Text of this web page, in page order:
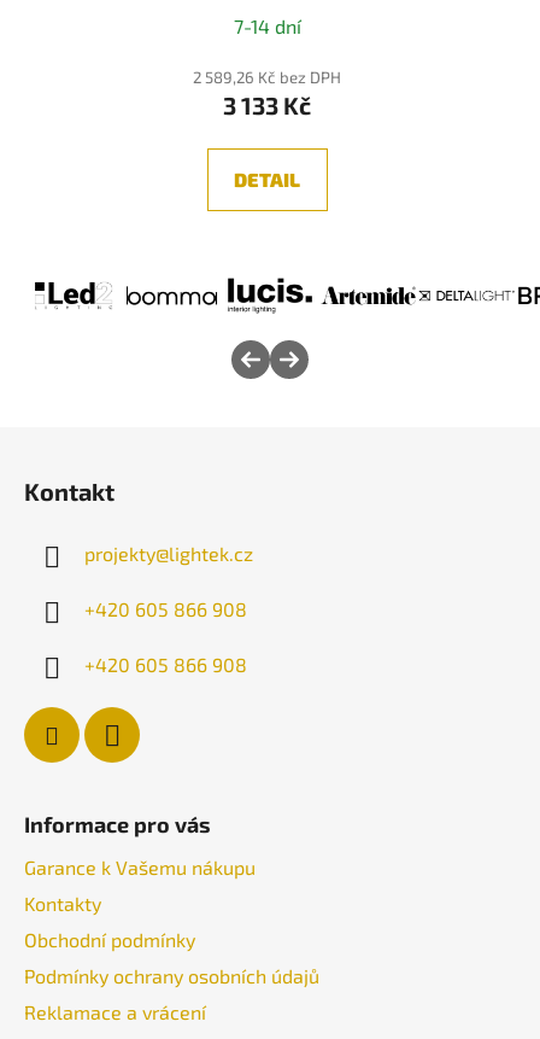
7-14 dní
2 589,26 Kč bez DPH
3 133 Kč
DETAIL
Kontakt
projekty@lightek.cz
+420 605 866 908
+420 605 866 908
Informace pro vás
Garance k Vašemu nákupu
Kontakty
Obchodní podmínky
Podmínky ochrany osobních údajů
Reklamace a vrácení